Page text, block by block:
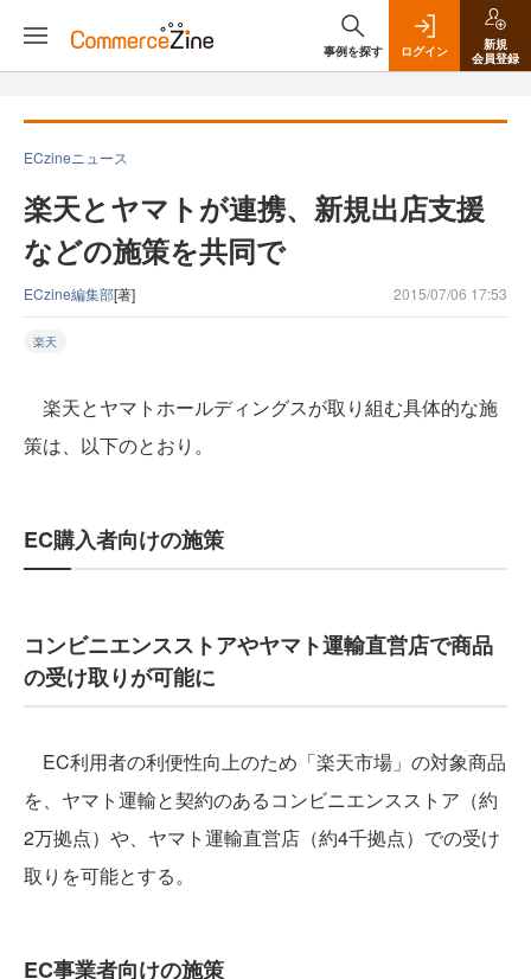
事例を探す ログイン
新規
会員登録
ECzineニュース
楽天とヤマトが連携、新規出店支援
などの施策を共同で
ECzine編集部[著] 2015/07/06 17:53
楽天
楽天とヤマトホールディングスが取り組む具体的な施
策は、以下のとおり。
EC購入者向けの施策
コンビニエンスストアやヤマト運輸直営店で商品
の受け取りが可能に
EC利用者の利便性向上のため「楽天市場」の対象商品
を、ヤマト運輸と契約のあるコンビニエンスストア（約
2万拠点）や、ヤマト運輸直営店（約4千拠点）での受け
取りを可能とする。
EC事業者向けの施策